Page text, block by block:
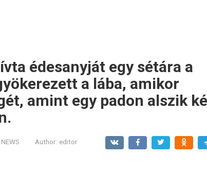
édesanyját egy sétára a
a lába, amikor
amint egy padon alszik
Author: editor